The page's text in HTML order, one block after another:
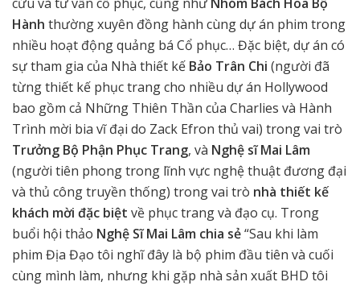
Hành thường xuyên đồng hành cùng dự án phim trong
nhiều hoạt động quảng bá Cổ phục… Đặc biệt, dự án có
sự tham gia của Nhà thiết kế Bảo Trân Chi (người đã
từng thiết kế phục trang cho nhiều dự án Hollywood
bao gồm cả Những Thiên Thần của Charlies và Hành
Trình mời bia vĩ đại do Zack Efron thủ vai) trong vai trò
Trưởng Bộ Phận Phục Trang, và Nghệ sĩ Mai Lâm
(người tiên phong trong lĩnh vực nghệ thuật đương đại
và thủ công truyền thống) trong vai trò nhà thiết kế
khách mời đặc biệt về phục trang và đạo cụ. Trong
buổi hội thảo Nghệ Sĩ Mai Lâm chia sẻ“Sau khi làm
phim Địa Đạo tôi nghĩ đây là bộ phim đầu tiên và cuối
cùng mình làm, nhưng khi gặp nhà sản xuất BHD tôi